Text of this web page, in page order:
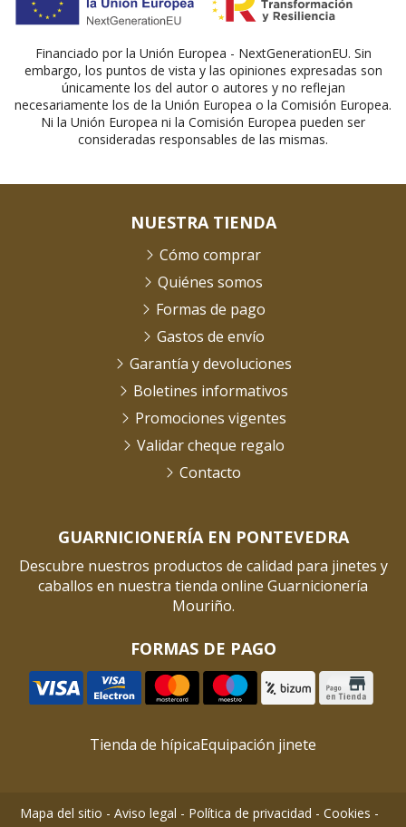
Financiado por la Unión Europea - NextGenerationEU. Sin
embargo, los puntos de vista y las opiniones expresadas son
únicamente los del autor o autores y no reflejan
necesariamente los de la Unión Europea o la Comisión Europea.
Ni la Unión Europea ni la Comisión Europea pueden ser
consideradas responsables de las mismas.
GUARNICIONERÍA EN PONTEVEDRA
Descubre nuestros productos de calidad para jinetes y
caballos en nuestra tienda online Guarnicionería
Mouriño.
FORMAS DE PAGO
NUESTRA TIENDA
Cómo comprar
Quiénes somos
Formas de pago
Gastos de envío
Garantía y devoluciones
Boletines informativos
Promociones vigentes
Validar cheque regalo
Contacto
Tienda de hípicaEquipación jinete
Mapa del sitio - Aviso legal - Política de privacidad - Cookies -